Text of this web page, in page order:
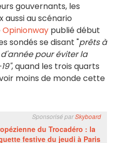
gouvernants, les
aussi au scénario
Opinionway publié début
sondés se disant "prêts à
pour éviter la
, quand les trois quarts
moins de monde cette